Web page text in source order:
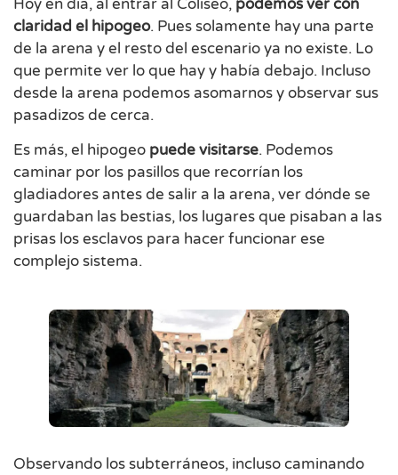
claridad el hipogeo. Pues solamente hay una parte
de la arena y el resto del escenario ya no existe. Lo
que permite ver lo que hay y había debajo. Incluso
desde la arena podemos asomarnos y observar sus
pasadizos de cerca.
Es más, el hipogeo puede visitarse. Podemos
caminar por los pasillos que recorrían los
gladiadores antes de salir a la arena, ver dónde se
guardaban las bestias, los lugares que pisaban a las
prisas los esclavos para hacer funcionar ese
complejo sistema.
Observando los subterráneos, incluso caminando